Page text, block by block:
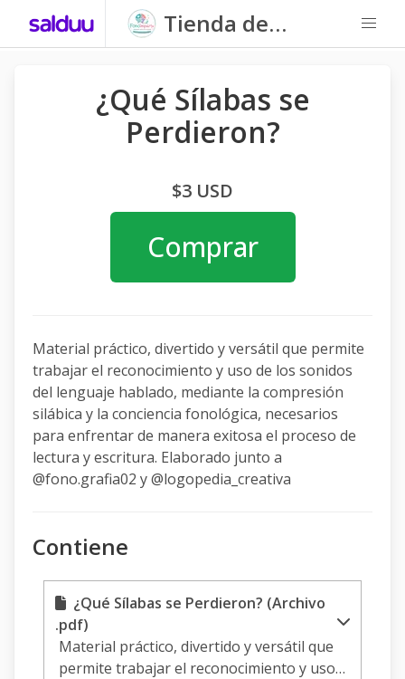
Tienda de
Fonoimparte
¿Qué Sílabas se
Perdieron?
$3 USD
Comprar
Material práctico, divertido y versátil que permite
trabajar el reconocimiento y uso de los sonidos
del lenguaje hablado, mediante la compresión
silábica y la conciencia fonológica, necesarios
para enfrentar de manera exitosa el proceso de
lectura y escritura. Elaborado junto a
@fono.grafia02 y @logopedia_creativa
Contiene
¿Qué Sílabas se Perdieron? (Archivo
.pdf)
Material práctico, divertido y versátil que
permite trabajar el reconocimiento y uso